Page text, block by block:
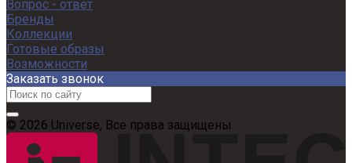
Вопрос - ответ
Бренды
Коллекции
Готовые образы
Возможности
Заказать звонок
© 2026 Universe, Все права защищены